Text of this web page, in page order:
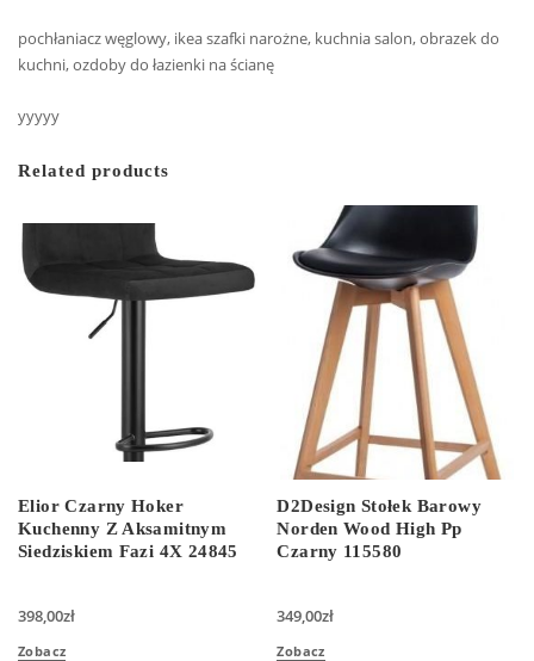
pochłaniacz węglowy, ikea szafki narożne, kuchnia salon, obrazek do
kuchni, ozdoby do łazienki na ścianę
yyyyy
Related products
Elior Czarny Hoker
Kuchenny Z Aksamitnym
Siedziskiem Fazi 4X 24845
398,00zł
Zobacz
D2Design Stołek Barowy
Norden Wood High Pp
Czarny 115580
349,00zł
Zobacz